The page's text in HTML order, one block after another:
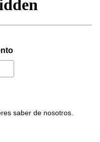
saber de nosotros.